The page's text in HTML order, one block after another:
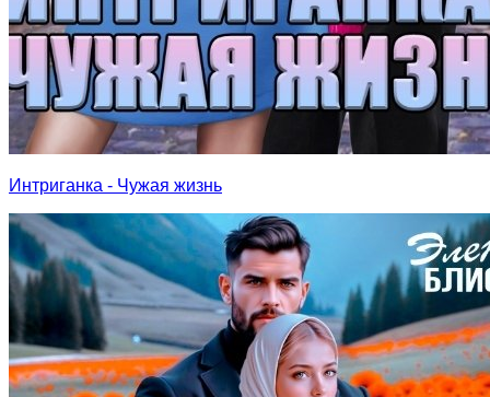
Интриганка - Чужая жизнь